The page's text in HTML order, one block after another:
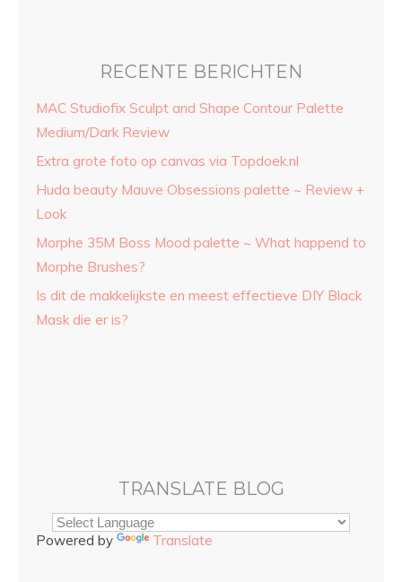
RECENTE BERICHTEN
MAC Studiofix Sculpt and Shape Contour Palette
Medium/Dark Review
Extra grote foto op canvas via Topdoek.nl
Huda beauty Mauve Obsessions palette ~ Review +
Look
Morphe 35M Boss Mood palette ~ What happend to
Morphe Brushes?
Is dit de makkelijkste en meest effectieve DIY Black
Mask die er is?
TRANSLATE BLOG
Powered by Translate